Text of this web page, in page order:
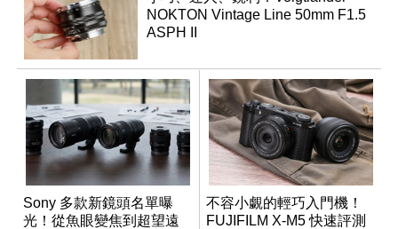
NOKTON Vintage Line 50mm F1.5
ASPH II
Sony 多款新鏡頭名單曝
光！從魚眼變焦到超望遠
不容小覷的輕巧入門機！
FUJIFILM X-M5 快速評測